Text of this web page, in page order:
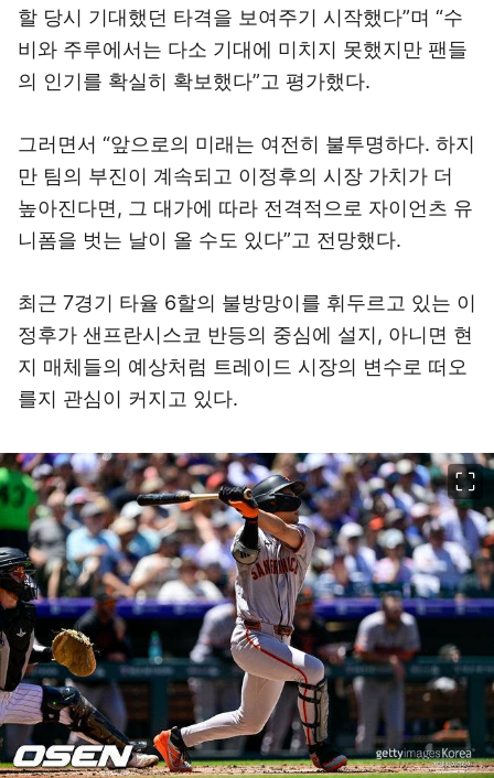
할 당시 기대했던 타격을 보여주기 시작했다”며 “수
비와 주루에서는 다소 기대에 미치지 못했지만 팬들
의 인기를 확실히 확보했다”고 평가했다.
그러면서 “앞으로의 미래는 여전히 불투명하다. 하지
만 팀의 부진이 계속되고 이정후의 시장 가치가 더
높아진다면, 그 대가에 따라 전격적으로 자이언츠 유
니폼을 벗는 날이 올 수도 있다”고 전망했다.
최근 7경기 타율 6할의 불방망이를 휘두르고 있는 이
정후가 샌프란시스코 반등의 중심에 설지, 아니면 현
지 매체들의 예상처럼 트레이드 시장의 변수로 떠오
를지 관심이 커지고 있다.